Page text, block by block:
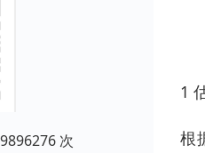
次
1
根